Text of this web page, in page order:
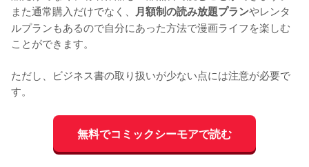
また通常購入だけでなく、 月額制の読み放題プランやレンタ
ルプランもあるので自分にあった方法で漫画ライフを楽しむ
ことができます。
ただし、ビジネス書の取り扱いが少ない点には注意が必要で
す。
無料でコミックシーモアで読む